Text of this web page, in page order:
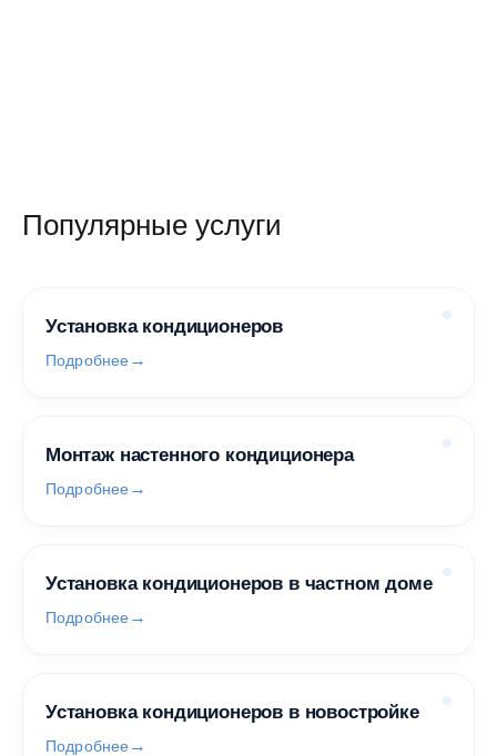
Популярные услуги
Установка кондиционеров
Подробнее
Монтаж настенного кондиционера
Подробнее
Установка кондиционеров в частном доме
Подробнее
Установка кондиционеров в новостройке
Подробнее